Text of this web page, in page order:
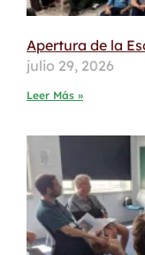
Apertura de la
julio 29, 2026
Leer Más »